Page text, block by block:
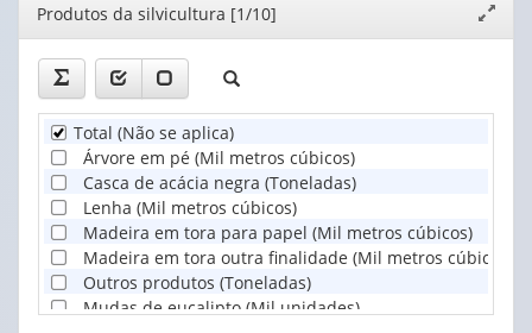
Editor
janela
Produtos da silvicultura [1/10]
Total (Não se aplica)
Árvore em pé (Mil metros cúbicos)
Casca de acácia negra (Toneladas)
Lenha (Mil metros cúbicos)
Madeira em tora para papel (Mil metros cúbicos)
Madeira em tora outra finalidade (Mil metros cúbicos)
Outros produtos (Toneladas)
Mudas de eucalipto (Mil unidades)